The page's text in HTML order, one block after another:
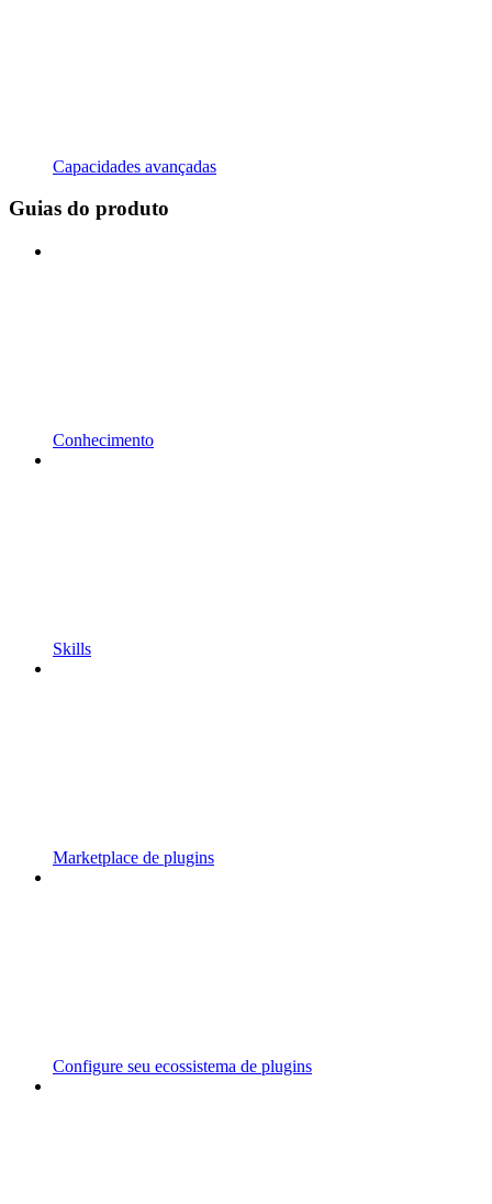
Capacidades avançadas
Guias do produto
Conhecimento
Skills
Marketplace de plugins
Configure seu ecossistema de plugins